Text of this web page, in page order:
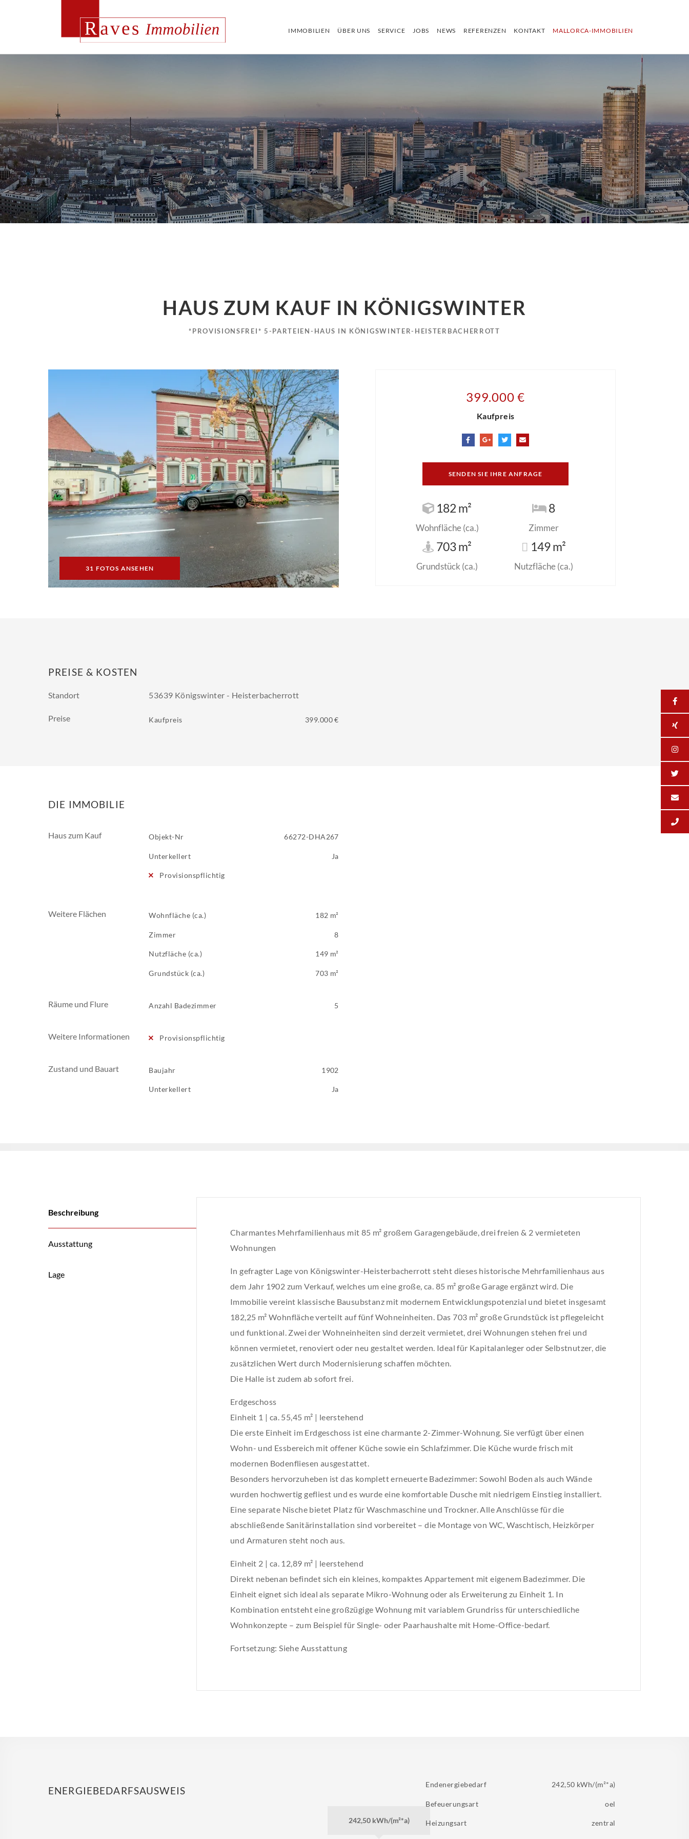
IMMOBILIEN ÜBER UNS SERVICE JOBS NEWS REFERENZEN KONTAKT MALLORCA-IMMOBILIEN
HAUS ZUM KAUF IN KÖNIGSWINTER
*PROVISIONSFREI* 5-PARTEIEN-HAUS IN KÖNIGSWINTER-HEISTERBACHERROTT
31 FOTOS ANSEHEN
PREISE & KOSTEN
Standort 53639 Königswinter - Heisterbacherrott
Preise Kaufpreis 399.000 €
DIE IMMOBILIE
Haus zum Kauf Objekt-Nr 66272-DHA267
Unterkellert Ja
Provisionspflichtig
Weitere Flächen Wohnfläche (ca.) 182 m²
Zimmer 8
Nutzfläche (ca.) 149 m²
Grundstück (ca.) 703 m²
Räume und Flure Anzahl Badezimmer 5
Weitere Informationen Provisionspflichtig
Zustand und Bauart Baujahr 1902
Unterkellert Ja
399.000 €
Kaufpreis
SENDEN SIE IHRE ANFRAGE
182 m²
Wohnfläche (ca.)
8
Zimmer
703 m²
Grundstück (ca.)
149 m²
Nutzfläche (ca.)
Beschreibung
Ausstattung
Lage
Charmantes Mehrfamilienhaus mit 85 m² großem Garagengebäude, drei freien & 2 vermieteten
Wohnungen
In gefragter Lage von Königswinter-Heisterbacherrott steht dieses historische Mehrfamilienhaus aus
dem Jahr 1902 zum Verkauf, welches um eine große, ca. 85 m² große Garage ergänzt wird. Die
Immobilie vereint klassische Bausubstanz mit modernem Entwicklungspotenzial und bietet insgesamt
182,25 m² Wohnfläche verteilt auf fünf Wohneinheiten. Das 703 m² große Grundstück ist pflegeleicht
und funktional. Zwei der Wohneinheiten sind derzeit vermietet, drei Wohnungen stehen frei und
können vermietet, renoviert oder neu gestaltet werden. Ideal für Kapitalanleger oder Selbstnutzer, die
zusätzlichen Wert durch Modernisierung schaffen möchten.
Die Halle ist zudem ab sofort frei.
Erdgeschoss
Einheit 1 | ca. 55,45 m² | leerstehend
Die erste Einheit im Erdgeschoss ist eine charmante 2-Zimmer-Wohnung. Sie verfügt über einen
Wohn- und Essbereich mit offener Küche sowie ein Schlafzimmer. Die Küche wurde frisch mit
modernen Bodenfliesen ausgestattet.
Besonders hervorzuheben ist das komplett erneuerte Badezimmer: Sowohl Boden als auch Wände
wurden hochwertig gefliest und es wurde eine komfortable Dusche mit niedrigem Einstieg installiert.
Eine separate Nische bietet Platz für Waschmaschine und Trockner. Alle Anschlüsse für die
abschließende Sanitärinstallation sind vorbereitet – die Montage von WC, Waschtisch, Heizkörper
und Armaturen steht noch aus.
Einheit 2 | ca. 12,89 m² | leerstehend
Direkt nebenan befindet sich ein kleines, kompaktes Appartement mit eigenem Badezimmer. Die
Einheit eignet sich ideal als separate Mikro-Wohnung oder als Erweiterung zu Einheit 1. In
Kombination entsteht eine großzügige Wohnung mit variablem Grundriss für unterschiedliche
Wohnkonzepte – zum Beispiel für Single- oder Paarhaushalte mit Home-Office-bedarf.
Fortsetzung: Siehe Ausstattung
ENERGIEBEDARFSAUSWEIS
242,50 kWh/(m²*a)
Endenergiebedarf 242,50 kWh/(m²*a)
Befeuerungsart oel
Heizungsart zentral